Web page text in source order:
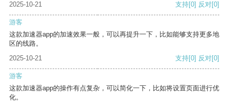
2025-10-21
支持[0] 反对[0]
游客
这款加速器app的加速效果一般，可以再提升一下，比如能够支持更多地
区的线路。
2025-10-21
支持[0] 反对[0]
游客
这款加速器app的操作有点复杂，可以简化一下，比如将设置页面进行优
化。